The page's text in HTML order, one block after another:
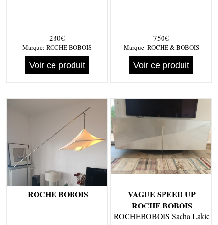
280€
Marque: ROCHE BOBOIS
Voir ce produit
750€
Marque: ROCHE & BOBOIS
Voir ce produit
ROCHE BOBOIS
VAGUE SPEED UP
ROCHE BOBOIS
ROCHEBOBOIS Sacha Lakic